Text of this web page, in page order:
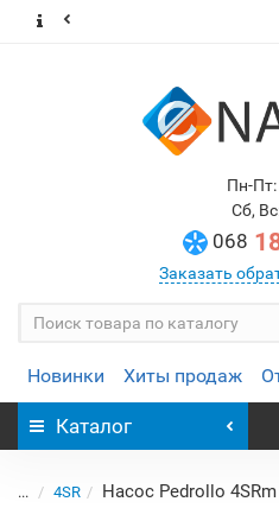
Пн-Пт:
Сб,
068
Заказать
Новинки Хиты продаж
Каталог
... 4SR Насос Pedrollo 4SRm